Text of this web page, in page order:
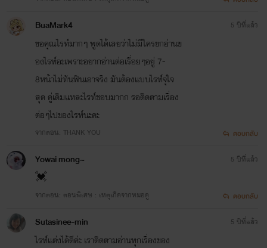
BuaMark4
ขอคุณไรท์มากๆ พูดได้เลยว่าไม่มีใครขกอ่านข
องไรท์อะเพราะอยากอ่านต่อเรื่อยๆอยู่ 7-
8หน้าไม่ทันฟินเอาจริง มันต้องแบบไรท์จุใจ
สุด คู่เดิมแหละไรท์ชอบมากก รอติดตามเรื่อง
ต่อๆไปของไรท์นะคะ
จากตอน: THANK YOU
5 ปีที่แล้ว
ตอบกลับ
Yowai mong~
💓
จากตอน: ตอนพิเศษ : เหตุเกิดจากหมอดู
5 ปีที่แล้ว
ตอบกลับ
Sutasinee-min
ไรท์แต่งได้ดีค่ะ เราติดตามอ่านทุกเรื่องของ
5 ปีที่แล้ว